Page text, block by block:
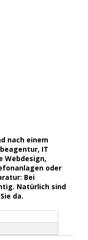
nach einem
IT
Webdesign,
oder
Bei
Natürlich sind
da.